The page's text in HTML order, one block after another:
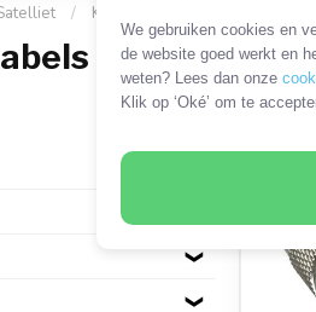
We gebruiken cookies en
de website goed werkt en
weten? Lees dan onze
Klik op ‘Oké’ om te
/ Kabels en adapters
en adapters
4